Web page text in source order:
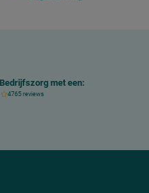
met een:
4765 reviews